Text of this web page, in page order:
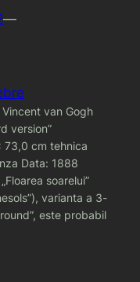
—
van Gogh
version”
73,0 cm tehnica
Data: 1888
soarelui”
varianta a 3-
este probabil